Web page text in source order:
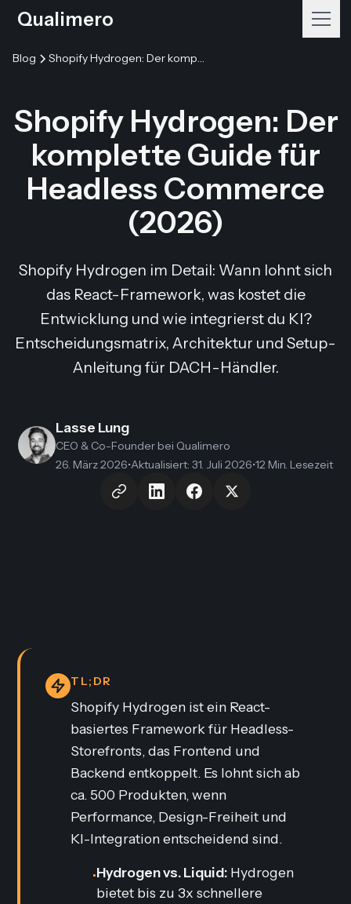
Qualimero
Blog Shopify Hydrogen: Der komplette Guide für Headless Commerce (2026)
Shopify Hydrogen: Der
komplette Guide für
Headless Commerce
(2026)
Shopify Hydrogen im Detail: Wann lohnt sich
das React-Framework, was kostet die
Entwicklung und wie integrierst du KI?
Entscheidungsmatrix, Architektur und Setup-
Anleitung für DACH-Händler.
Lasse Lung
CEO & Co-Founder bei Qualimero
26. März 2026•Aktualisiert: 31. Juli 2026•12 Min. Lesezeit
TL;DR
Shopify Hydrogen ist ein React-
basiertes Framework für Headless-
Storefronts, das Frontend und
Backend entkoppelt. Es lohnt sich ab
ca. 500 Produkten, wenn
Performance, Design-Freiheit und
KI-Integration entscheidend sind.
•Hydrogen vs. Liquid: Hydrogen
bietet bis zu 3x schnellere